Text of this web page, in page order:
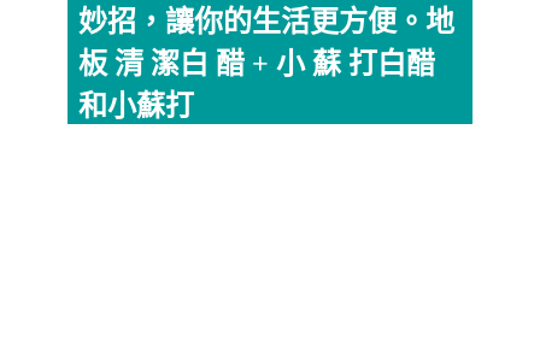
妙招，讓你的生活更方便。地
板 清 潔白 醋 + 小 蘇 打白醋
和小蘇打